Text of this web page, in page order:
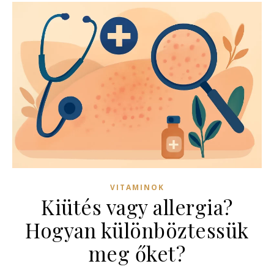
VITAMINOK
Kiütés vagy allergia?
Hogyan különböztessük
meg őket?